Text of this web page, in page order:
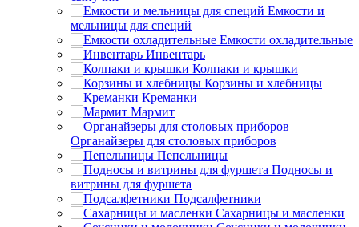
Емкости и
мельницы для специй
Емкости охладительные
Инвентарь
Колпаки и крышки
Корзины и хлебницы
Креманки
Мармит
Органайзеры для столовых приборов
Пепельницы
Подносы и
витрины для фуршета
Подсалфетники
Сахарницы и масленки